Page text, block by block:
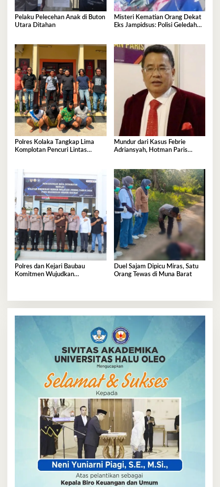
Pelaku Pelecehan Anak di Buton
Utara Ditahan
Misteri Kematian Orang Dekat
Eks Jampidsus: Polisi Geledah
Polres Kolaka Tangkap Lima
Komplotan Pencuri Lintas
Mundur dari Kasus Febrie
Adriansyah, Hotman Paris
Polres dan Kejari Baubau
Komitmen Wujudkan
Duel Sajam Dipicu Miras, Satu
Orang Tewas di Muna Barat